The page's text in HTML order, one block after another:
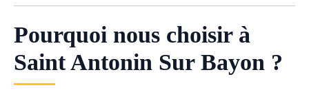
Pourquoi nous choisir à
Saint Antonin Sur Bayon ?